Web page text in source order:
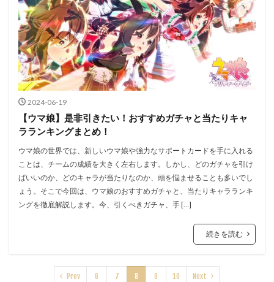
2024-06-19
【ウマ娘】是非引きたい！おすすめガチャと当たりキャ
ラランキングまとめ！
ウマ娘の世界では、新しいウマ娘や強力なサポートカードを手に入れる
ことは、チームの成績を大きく左右します。しかし、どのガチャを引け
ばいいのか、どのキャラが当たりなのか、頭を悩ませることも多いでし
ょう。そこで今回は、ウマ娘のおすすめガチャと、当たりキャラランキ
ングを徹底解説します。今、引くべきガチャ、手 […]
続きを読む
Prev 6 7 8 9 10 Next